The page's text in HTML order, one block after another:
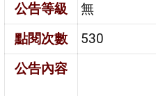
公告等級
無
點閱次數
530
公告內容